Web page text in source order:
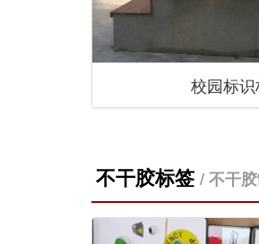
校园标
不干胶标签 / 不干